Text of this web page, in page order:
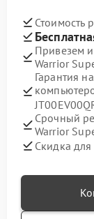
Стоимость
Привезем
Warrior
Гарантия
Срочный
Warrior
Скидка для